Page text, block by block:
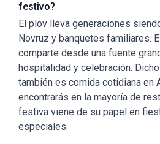
festivo?
El plov lleva generaciones
Novruz y banquetes familiares.
comparte desde una fuente
hospitalidad y celebración.
también es comida cotidiana en
encontrarás en la mayoría de
festiva viene de su papel en
especiales.